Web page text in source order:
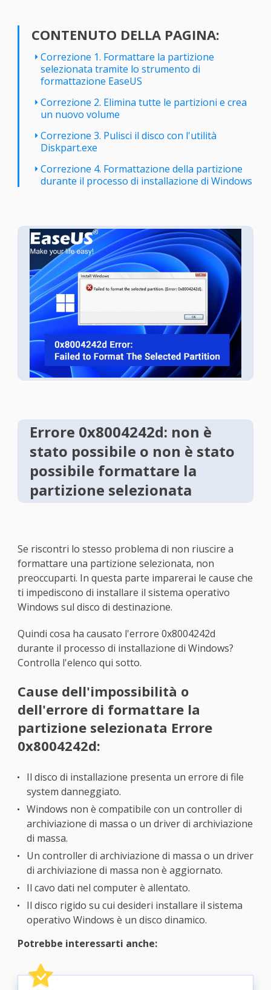
CONTENUTO DELLA PAGINA:
Correzione 1. Formattare la partizione
selezionata tramite lo strumento di
formattazione EaseUS
Correzione 2. Elimina tutte le partizioni e crea
un nuovo volume
Correzione 3. Pulisci il disco con l'utilità
Diskpart.exe
Correzione 4. Formattazione della partizione
durante il processo di installazione di Windows
Errore 0x8004242d: non è
stato possibile o non è stato
possibile formattare la
partizione selezionata
Se riscontri lo stesso problema di non riuscire a
formattare una partizione selezionata, non
preoccuparti. In questa parte imparerai le cause che
ti impediscono di installare il sistema operativo
Windows sul disco di destinazione.
Quindi cosa ha causato l'errore 0x8004242d
durante il processo di installazione di Windows?
Controlla l'elenco qui sotto.
Cause dell'impossibilità o
dell'errore di formattare la
partizione selezionata Errore
0x8004242d:
Il disco di installazione presenta un errore di file
system danneggiato.
Windows non è compatibile con un controller di
archiviazione di massa o un driver di archiviazione
di massa.
Un controller di archiviazione di massa o un driver
di archiviazione di massa non è aggiornato.
Il cavo dati nel computer è allentato.
Il disco rigido su cui desideri installare il sistema
operativo Windows è un disco dinamico.
Potrebbe interessarti anche: